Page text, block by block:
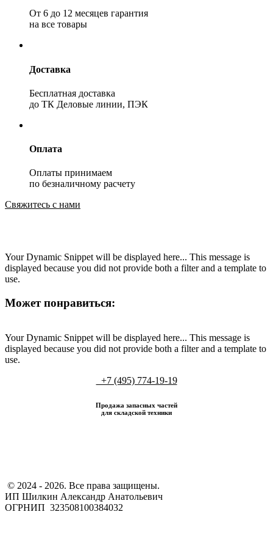
От 6 до 12 месяцев гарантия
на все товары
Доставка
Бесплатная доставка
до ТК Деловые линии, ПЭК
Оплата
Оплаты принимаем
по безналичному расчету
Свяжитесь с нами
Your Dynamic Snippet will be displayed here... This message is
displayed because you did not provide both a filter and a template to
use.
Может понравиться:
Your Dynamic Snippet will be displayed here... This message is
displayed because you did not provide both a filter and a template to
use.
+7 (495) 774-19-19
Продажа запасных частей
для складской техники
​ © 2024 - 2026. Все права защищены.
ИП Шилкин Александр Анатольевич
ОГРНИП 323508100384032